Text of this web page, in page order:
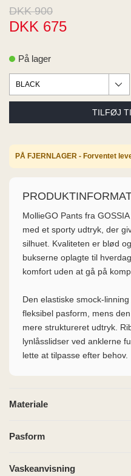
MODA
DKK 900
DKK 675
På lager
PÅ FJERNLAGER - Forventet
MollieGO Pants fra
med et sporty udtryk, der
silhuet. Kvaliteten er blød
bukserne oplagte til
komfort uden at gå på
Den elastiske smock-
fleksibel pasform, mens
mere struktureret udtryk.
lynlåsslidser ved anklerne
lette at tilpasse efter behov.
Materiale
Pasform
Vaskeanvisning